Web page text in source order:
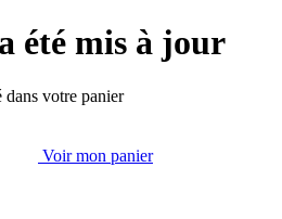
été mis à jour
dans votre panier
Voir mon panier